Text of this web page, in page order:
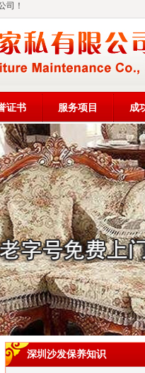
司！
证书 服务项目 成
深圳沙发保养知识